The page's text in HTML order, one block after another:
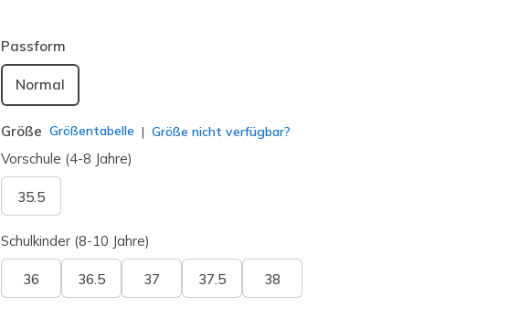
Passform
Normal
Größe Größentabelle Größe nicht verfügbar?
Vorschule (4-8 Jahre)
35.5
Schulkinder (8-10 Jahre)
36 36.5 37 37.5 38